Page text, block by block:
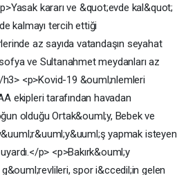
kararı ve &quot;evde kal&quot;
kalmayı tercih ettiği
az sayıda vatandaşın seyahat
ve Sultanahmet meydanları az
h3> <p>Kovid-19 &ouml;nlemleri
ekipleri tarafından havadan
olduğu Ortak&ouml;y, Bebek ve
yapmak isteyen
p> <p>Bakırk&ouml;y
spor i&ccedil;in gelen